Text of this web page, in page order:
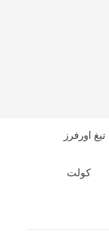
تیغ اورفرز
کولت